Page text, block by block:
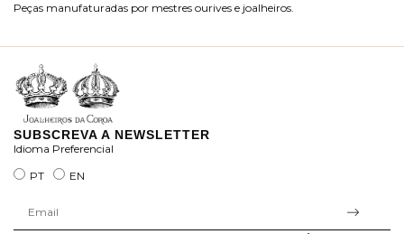
Peças manufaturadas por mestres ourives e joalheiros.
SUBSCREVA A NEWSLETTER
Idioma Preferencial
PT
EN